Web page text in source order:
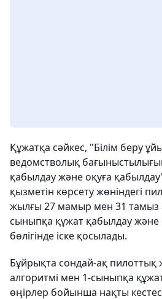
Құжатқа сәйкес, "Білім беру
ведомстволық
қабылдау және оқуға
қызметін көрсету жөніндегі
жылғы 27 мамыр мен 31 тамыз
сыныпқа құжат қабылдау және
бөлігінде іске қосылады.
Бұйрықта сондай-ақ пилоттық
алгоритмі мен 1-сыныпқа
өңірлер бойынша нақты кестесі